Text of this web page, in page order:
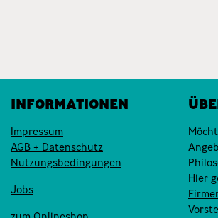
INFORMATIONEN
Impressum
AGB + Datenschutz
Nutzungsbedingungen
Jobs
Hier